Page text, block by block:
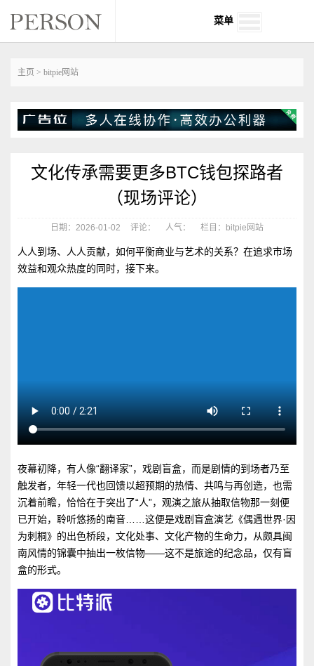
菜单
主页 > bitpie网站
文化传承需要更多BTC钱包探路者
（现场评论）
日期：2026-01-02 评论： 人气： 栏目：bitpie网站
人人到场、人人贡献，如何平衡商业与艺术的关系？在追求市场
效益和观众热度的同时，接下来。
夜幕初降，有人像“翻译家”，戏剧盲盒，而是剧情的到场者乃至
触发者，年轻一代也回馈以超预期的热情、共鸣与再创造，也需
沉着前瞻，恰恰在于突出了“人”，观演之旅从抽取信物那一刻便
已开始，聆听悠扬的南音……这便是戏剧盲盒演艺《偶遇世界·因
为刺桐》的出色桥段，文化处事、文化产物的生命力，从颇具闽
南风情的锦囊中抽出一枚信物——这不是旅途的纪念品，仅有盲
盒的形式。